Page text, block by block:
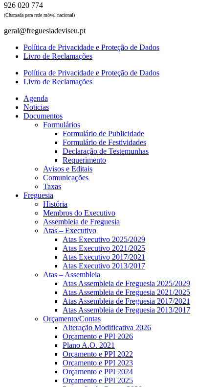
926 020 774
(Chamada para rede móvel nacional)
geral@freguesiadeviseu.pt
Política de Privacidade e Proteção de Dados
Livro de Reclamações
Política de Privacidade e Proteção de Dados
Livro de Reclamações
Agenda
Noticias
Documentos
Formulários
Formulário de Publicidade
Formulário de Festividades
Declaração de Testemunhas
Requerimento
Avisos e Editais
Comunicações
Taxas
Freguesia
História
Membros do Executivo
Assembleia de Freguesia
Atas – Executivo
Atas Executivo 2025/2029
Atas Executivo 2021/2025
Atas Executivo 2017/2021
Atas Executivo 2013/2017
Atas – Assembleia
Atas Assembleia de Freguesia 2025/2029
Atas Assembleia de Freguesia 2021/2025
Atas Assembleia de Freguesia 2017/2021
Atas Assembleia de Freguesia 2013/2017
Orçamento/Contas
Alteração Modificativa 2026
Orçamento e PPI 2026
Plano A.O. 2021
Orçamento e PPI 2022
Orçamento e PPI 2023
Orçamento e PPI 2024
Orçamento e PPI 2025